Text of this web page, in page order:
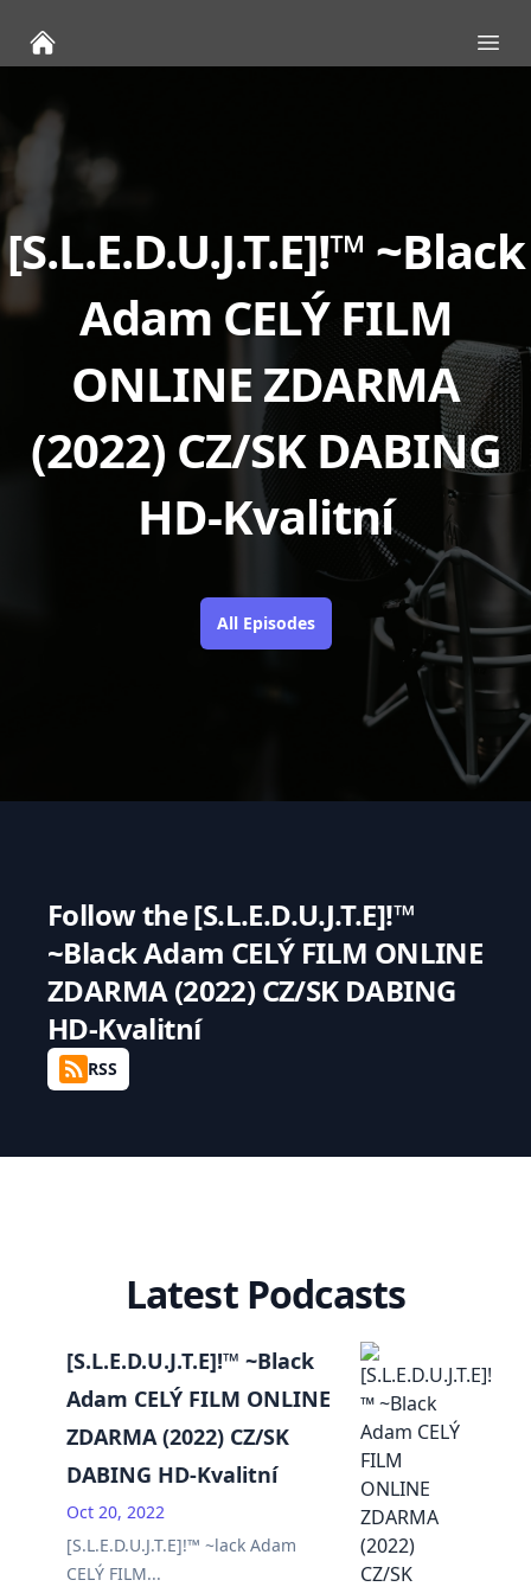
[S.L.E.D.U.J.T.E]!™ ~Black
Adam CELÝ FILM
ONLINE ZDARMA
(2022) CZ/SK DABING
HD-Kvalitní
All Episodes
Follow the[S.L.E.D.U.J.T.E]!™
~Black Adam CELÝ FILM ONLINE
ZDARMA (2022) CZ/SK DABING
HD-Kvalitní
RSS
Latest Podcasts
[S.L.E.D.U.J.T.E]!™ ~Black
Adam CELÝ FILM ONLINE
ZDARMA (2022) CZ/SK
DABING HD-Kvalitní
Oct 20, 2022
[S.L.E.D.U.J.T.E]!™ ~lack Adam
CELÝ FILM...